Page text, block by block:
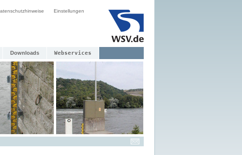
Einstellungen
Downloads Webservices